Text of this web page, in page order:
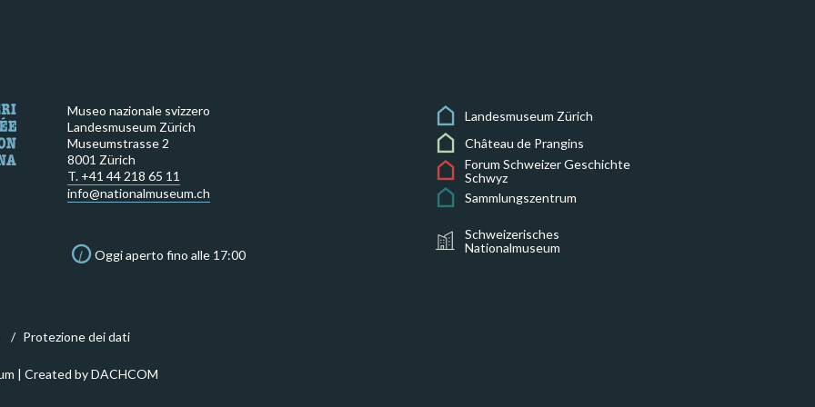
Museo nazionale svizzero
Landesmuseum Zürich
Museumstrasse 2
8001 Zürich
T. +41 44 218 65 11
info@nationalmuseum.ch
Oggi aperto fino alle 17:00
Landesmuseum Zürich
Château de Prangins
Forum Schweizer Geschichte
Schwyz
Sammlungszentrum
Schweizerisches
Nationalmuseum
Protezione dei dati
| Created byDACHCOM